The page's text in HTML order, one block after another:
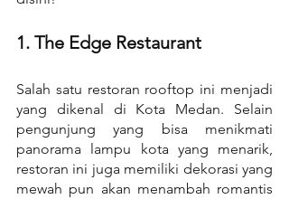
1. The Edge Restaurant
Salah satu restoran rooftop ini menjadi
yang dikenal di Kota Medan. Selain
pengunjung yang bisa menikmati
panorama lampu kota yang menarik,
restoran ini juga memiliki dekorasi yang
mewah pun akan menambah romantis